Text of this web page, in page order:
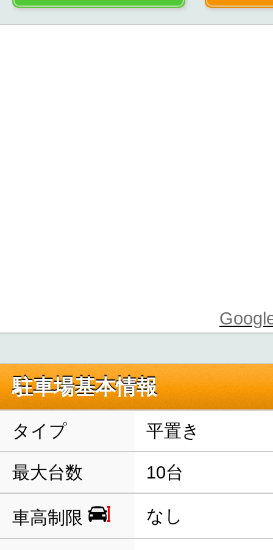
駐車場基本情報
タイプ 平置き
最大台数 10台
車高制限 なし